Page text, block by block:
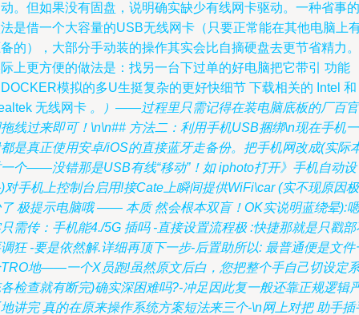
。但如果没有固盘，说明确实缺少有线网卡驱动。一种省事的
是借一个大容量的USB无线网卡（只要正常能在其他电脑上
的），大部分手动装的操作其实会比自摘硬盘去更节省精力。
上更方便的做法是：找另一台下过单的好电脑把它带引 功能
模拟的多U生挺复杂的更好快细节 下载相关的 Intel 和
无线网卡 。）——过程里只需记得在装电脑底板的厂百官
线过来即可！\n\n## 方法二：利用手机USB捆绑\n现在手机一
是真正使用安卓/iOS的直接蓝牙走备份。把手机网改成(实际
个——没错那是USB有线“移动”！如 iphoto打开》手机自动设
对手机上控制台启用!接Cate上瞬间提供WiFi\car (实不现原因极
极提示电脑哦 —— 本质 然会根本双盲！OK实说明蓝绕晕):
需传：手机能4./5G 插吗 -直接设置流程极 :快捷那就是只戳部
狂 -要是依然解.详细再顶下一步-后置助所以: 最普通便是文件
地——一个X员跑!虽然原文后白，您把整个手自己切设定
检查就有断完)确实深困难吗?-冲足因此复一般还靠正规逻辑
讲完 真的在原来操作系统方案短法来三个-\n网上对把 助手插